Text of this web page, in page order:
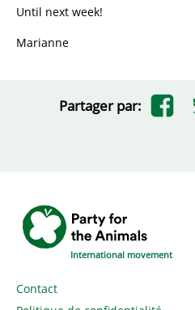
Until next week!
Marianne
Partager par:
International movement
Contact